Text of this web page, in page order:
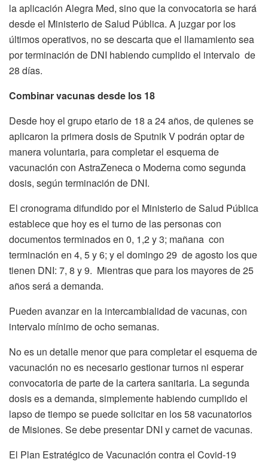
la aplicación Alegra Med, sino que la convocatoria se hará
desde el Ministerio de Salud Pública. A juzgar por los
últimos operativos, no se descarta que el llamamiento sea
por terminación de DNI habiendo cumplido el intervalo de
28 días.
Combinar vacunas desde los 18
Desde hoy el grupo etario de 18 a 24 años, de quienes se
aplicaron la primera dosis de Sputnik V podrán optar de
manera voluntaria, para completar el esquema de
vacunación con AstraZeneca o Moderna como segunda
dosis, según terminación de DNI.
El cronograma difundido por el Ministerio de Salud Pública
establece que hoy es el turno de las personas con
documentos terminados en 0, 1,2 y 3; mañana con
terminación en 4, 5 y 6; y el domingo 29 de agosto los que
tienen DNI: 7, 8 y 9. Mientras que para los mayores de 25
años será a demanda.
Pueden avanzar en la intercambialidad de vacunas, con
intervalo mínimo de ocho semanas.
No es un detalle menor que para completar el esquema de
vacunación no es necesario gestionar turnos ni esperar
convocatoria de parte de la cartera sanitaria. La segunda
dosis es a demanda, simplemente habiendo cumplido el
lapso de tiempo se puede solicitar en los 58 vacunatorios
de Misiones. Se debe presentar DNI y carnet de vacunas.
El Plan Estratégico de Vacunación contra el Covid-19